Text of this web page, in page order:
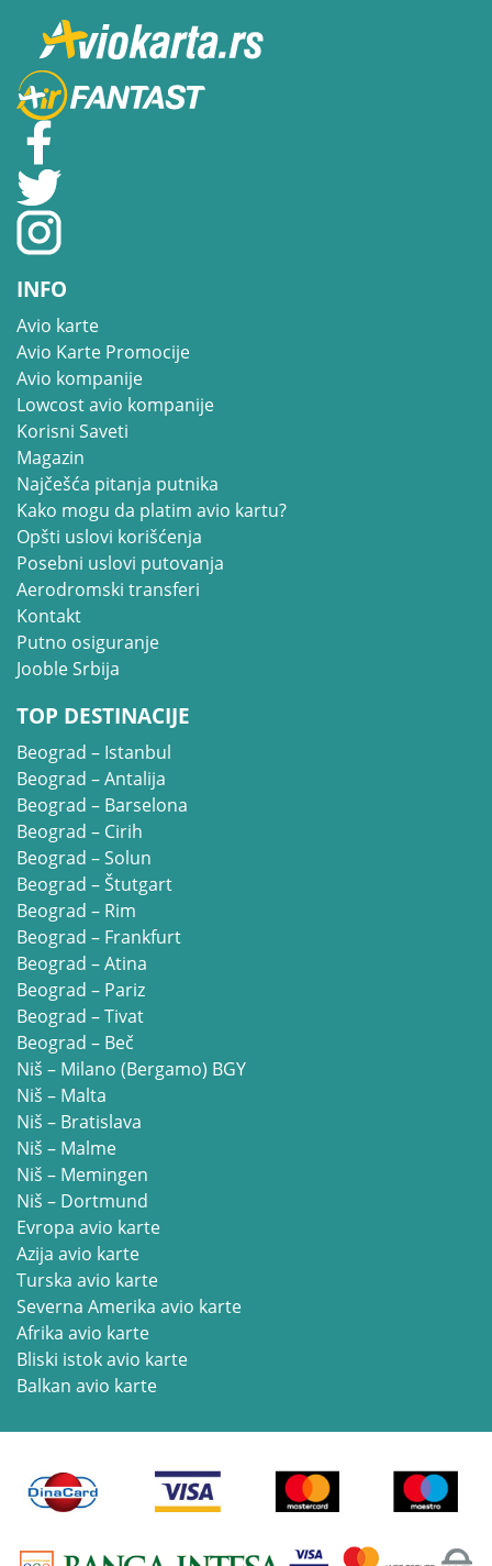
INFO
Avio karte
Avio Karte Promocije
Avio kompanije
Lowcost avio kompanije
Korisni Saveti
Magazin
Najčešća pitanja putnika
Kako mogu da platim avio kartu?
Opšti uslovi korišćenja
Posebni uslovi putovanja
Aerodromski transferi
Kontakt
Putno osiguranje
Jooble Srbija
TOP DESTINACIJE
Beograd – Istanbul
Beograd – Antalija
Beograd – Barselona
Beograd – Cirih
Beograd – Solun
Beograd – Štutgart
Beograd – Rim
Beograd – Frankfurt
Beograd – Atina
Beograd – Pariz
Beograd – Tivat
Beograd – Beč
Niš – Milano (Bergamo) BGY
Niš – Malta
Niš – Bratislava
Niš – Malme
Niš – Memingen
Niš – Dortmund
Evropa avio karte
Azija avio karte
Turska avio karte
Severna Amerika avio karte
Afrika avio karte
Bliski istok avio karte
Balkan avio karte